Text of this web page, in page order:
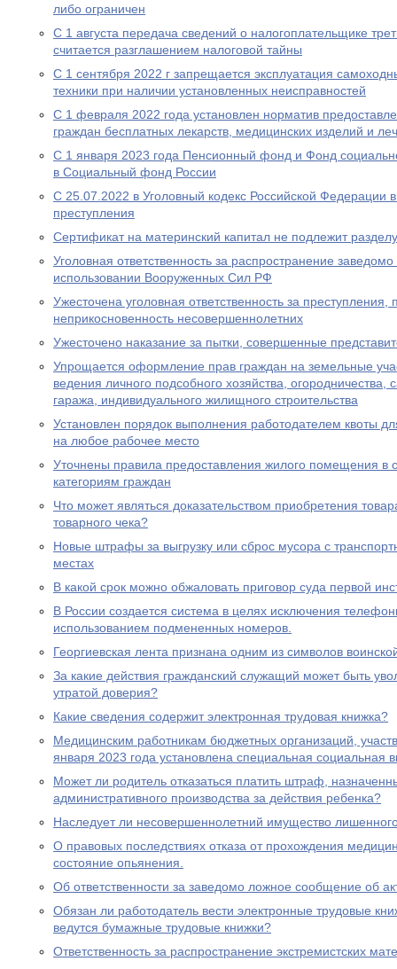
либо ограничен
С 1 августа передача сведений о налогоплательщике
считается разглашением налоговой тайны
С 1 сентября 2022 г запрещается эксплуатация
техники при наличии установленных неисправностей
С 1 февраля 2022 года установлен норматив
граждан бесплатных лекарств, медицинских изделий и
С 1 января 2023 года Пенсионный фонд и Фонд
в Социальный фонд России
С 25.07.2022 в Уголовный кодекс Российской Федерации
преступления
Сертификат на материнский капитал не подлежит
Уголовная ответственность за распространение
использовании Вооруженных Сил РФ
Ужесточена уголовная ответственность за
неприкосновенность несовершеннолетних
Ужесточено наказание за пытки, совершенные
Упрощается оформление прав граждан на земельные
ведения личного подсобного хозяйства, огородничества,
гаража, индивидуального жилищного строительства
Установлен порядок выполнения работодателем квоты
на любое рабочее место
Уточнены правила предоставления жилого помещения в
категориям граждан
Что может являться доказательством приобретения
товарного чека?
Новые штрафы за выгрузку или сброс мусора с
местах
В какой срок можно обжаловать приговор суда первой
В России создается система в целях исключения
использованием подмененных номеров.
Георгиевская лента признана одним из символов
За какие действия гражданский служащий может быть
утратой доверия?
Какие сведения содержит электронная трудовая книжка?
Медицинским работникам бюджетных организаций,
января 2023 года установлена специальная социальная
Может ли родитель отказаться платить штраф,
административного производства за действия ребенка?
Наследует ли несовершеннолетний имущество
О правовых последствиях отказа от прохождения
состояние опьянения.
Об ответственности за заведомо ложное сообщение об
Обязан ли работодатель вести электронные трудовые
ведутся бумажные трудовые книжки?
Ответственность за распространение экстремистских